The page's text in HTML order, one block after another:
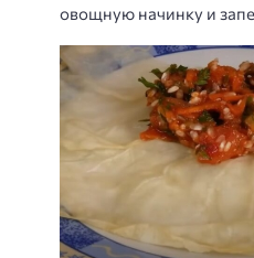
овощную начинку и